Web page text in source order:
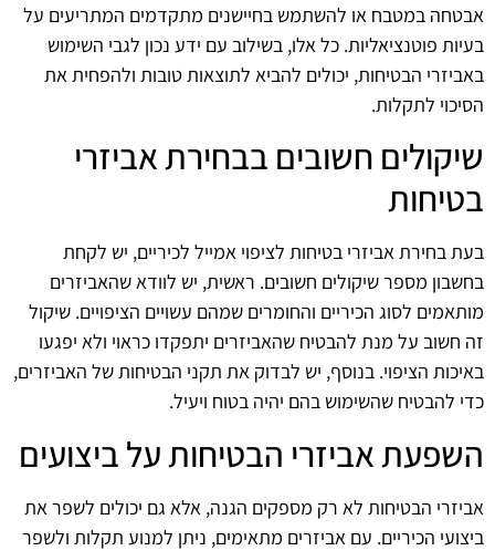
אבטחה במטבח או להשתמש בחיישנים מתקדמים המתריעים על
בעיות פוטנציאליות. כל אלו, בשילוב עם ידע נכון לגבי השימוש
באביזרי הבטיחות, יכולים להביא לתוצאות טובות ולהפחית את
הסיכוי לתקלות.
שיקולים חשובים בבחירת אביזרי
בטיחות
בעת בחירת אביזרי בטיחות לציפוי אמייל לכיריים, יש לקחת
בחשבון מספר שיקולים חשובים. ראשית, יש לוודא שהאביזרים
מותאמים לסוג הכיריים והחומרים שמהם עשויים הציפויים. שיקול
זה חשוב על מנת להבטיח שהאביזרים יתפקדו כראוי ולא יפגעו
באיכות הציפוי. בנוסף, יש לבדוק את תקני הבטיחות של האביזרים,
כדי להבטיח שהשימוש בהם יהיה בטוח ויעיל.
השפעת אביזרי הבטיחות על ביצועים
אביזרי הבטיחות לא רק מספקים הגנה, אלא גם יכולים לשפר את
ביצועי הכיריים. עם אביזרים מתאימים, ניתן למנוע תקלות ולשפר